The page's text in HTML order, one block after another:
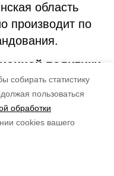
собирать статистику
пользоваться
обработки
cookies вашего
область
производит по
политики.